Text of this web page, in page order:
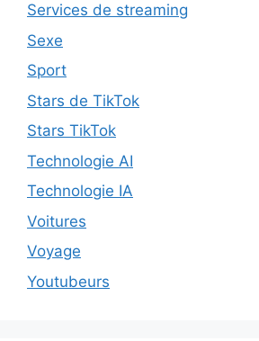
Services de streaming
Sexe
Sport
Stars de TikTok
Stars TikTok
Technologie AI
Technologie IA
Voitures
Voyage
Youtubeurs